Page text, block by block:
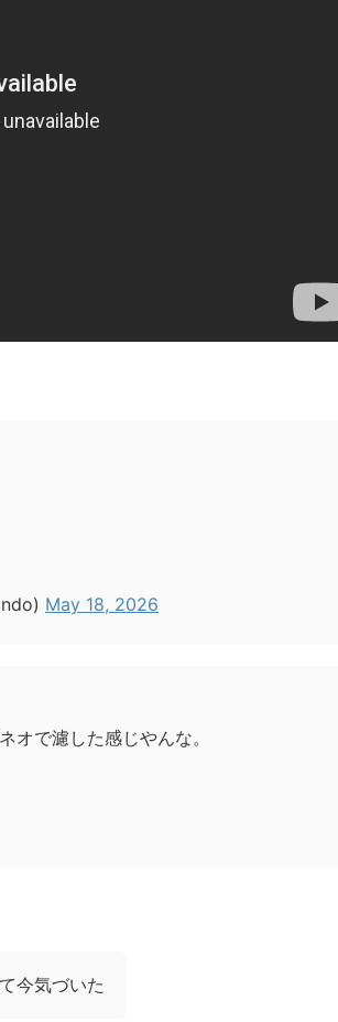
May 18, 2026
オで濾した感じやんな。
今気づいた